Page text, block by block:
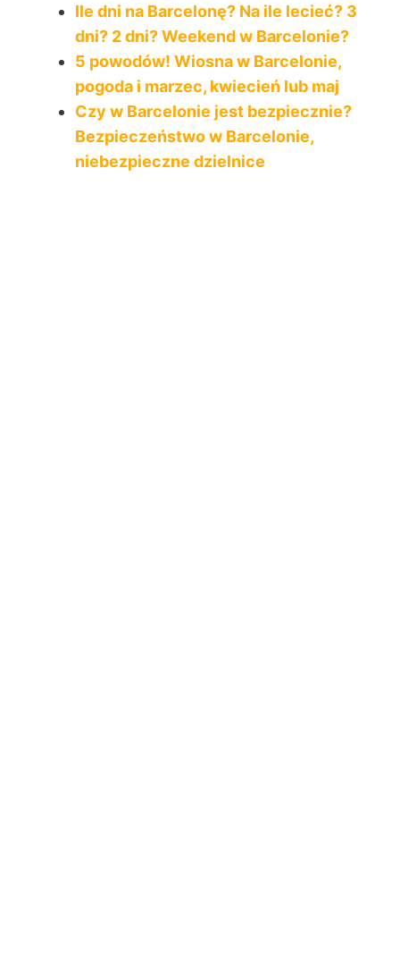
Ile dni na Barcelonę? Na ile lecieć? 3
dni? 2 dni? Weekend w Barcelonie?
5 powodów! Wiosna w Barcelonie,
pogoda i marzec, kwiecień lub maj
Czy w Barcelonie jest bezpiecznie?
Bezpieczeństwo w Barcelonie,
niebezpieczne dzielnice